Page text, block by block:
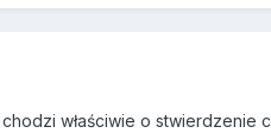
właściwie o stwierdzenie